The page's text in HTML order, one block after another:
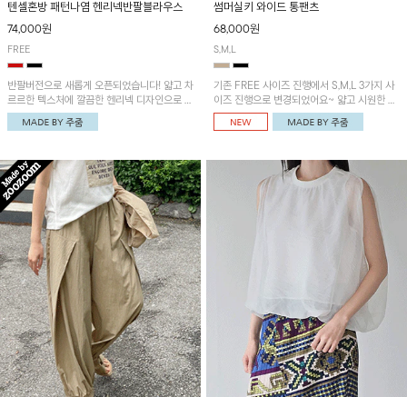
텐셀혼방 패턴나염 헨리넥반팔블라우스
74,000원
FREE
반팔버전으로 새롭게 오픈되었습니다! 얇고 차
르르한 텍스처에 깔끔한 헨리넥 디자인으로 제
작된 블라우스예요~볼륨감있는 소매 셔링과
세련된 나염패턴으로 유니크한 매력 UP!
썸머실키 와이드 통팬츠
68,000원
S,M,L
기존 FREE 사이즈 진행에서 S,M,L 3가지 사
이즈 진행으로 변경되었어요~ 얇고 시원한 원
단으로 제작된 와이드팬츠! 베이직한 디자인으
로 코디 활용도가 높은 아이템이에요~